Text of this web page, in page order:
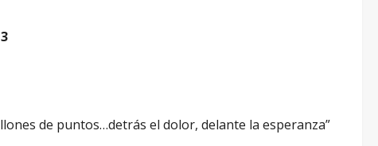
de puntos…detrás el dolor, delante la esperanza”